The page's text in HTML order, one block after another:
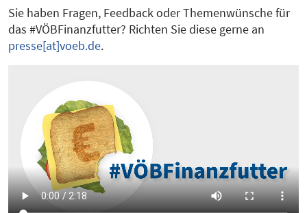
Sie haben Fragen, Feedback oder Themenwünsche für
das #VÖBFinanzfutter? Richten Sie diese gerne an
presse[at]voeb.de.